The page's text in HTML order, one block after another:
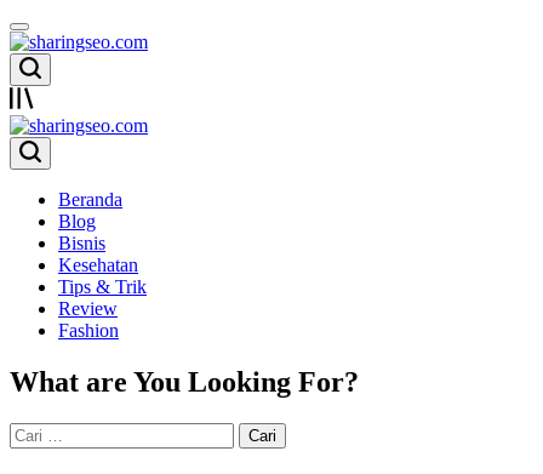
Skip
to
content
sharingseo.com
sharingseo.com
Beranda
Blog
Bisnis
Kesehatan
Tips & Trik
Review
Fashion
What are You Looking For?
Cari
untuk: